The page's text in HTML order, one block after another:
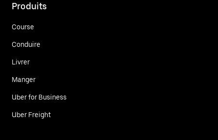
Produits
Course
Conduire
Livrer
Manger
Uber for Business
Uber Freight